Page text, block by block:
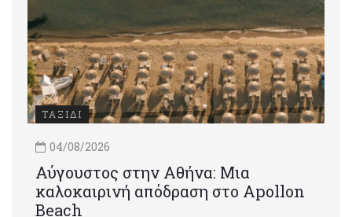
ΤΑΞΙΔΙ
04/08/2026
Αύγουστος στην Αθήνα: Μια
καλοκαιρινή απόδραση στο Apollon
Beach